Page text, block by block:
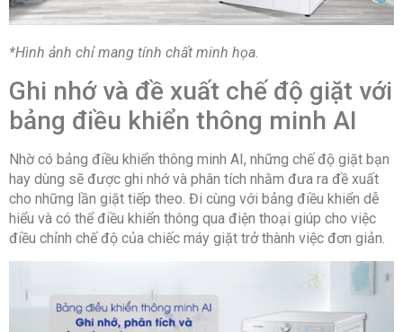
Đồ hỗn hợp
Đồ len
Đồ mỏng nhẹ
Đồ thể thao
Đồ trẻ em
Công nghệ giặt:
*Hình ảnh chỉ mang tính chất minh họa.
Ghi nhớ và đề xuất chế độ giặt với
bảng điều khiển thông minh AI
Nhờ có bảng điều khiển thông minh AI, những chế độ giặt bạn
hay dùng sẽ được ghi nhớ và phân tích nhằm đưa ra đề xuất
cho những lần giặt tiếp theo. Đi cùng với bảng điều khiển dễ
hiểu và có thể điều khiển thông qua điện thoại giúp cho việc
điều chỉnh chế độ của chiếc máy giặt trở thành việc đơn giản.